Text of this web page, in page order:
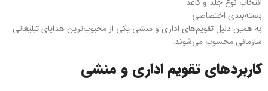
بسته‌بندی اختصاصی
به همین دلیل تقویم‌های اداری و منشی یکی از محبوب‌ترین هدایای تبلیغاتی
سازمانی محسوب می‌شوند.
کاربردهای تقویم اداری و منشی